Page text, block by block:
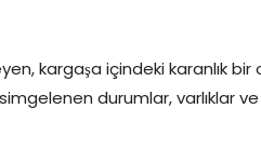
kargaşa içindeki karanlık
durumlar, varlıklar